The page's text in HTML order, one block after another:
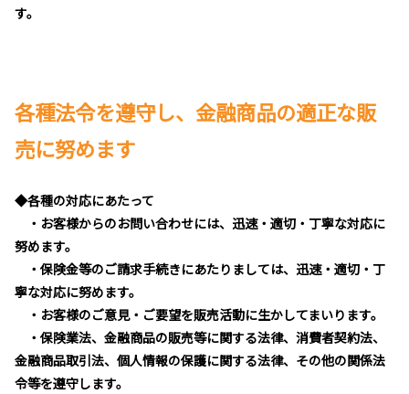
す。
各種法令を遵守し、金融商品の適正な販
売に努めます
◆各種の対応にあたって
・お客様からのお問い合わせには、迅速・適切・丁寧な対応に
努めます。
・保険金等のご請求手続きにあたりましては、迅速・適切・丁
寧な対応に努めます。
・お客様のご意見・ご要望を販売活動に生かしてまいります。
・保険業法、金融商品の販売等に関する法律、消費者契約法、
金融商品取引法、個人情報の保護に関する法律、その他の関係法
令等を遵守します。